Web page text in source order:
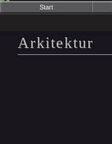
Start
Arkitektur